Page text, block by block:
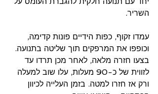
השריר.
עמדו זקוף, כפות הידיים פונות קדימה,
וכופפו את המרפקים תוך שליטה בתנועה.
בצעו חזרה מלאה, לאחר מכן תרדו עד
לזווית של כ-90 מעלות, עלו שוב למעלה
ורק אז חזרו למטה. בזמן העלייה לכיוון